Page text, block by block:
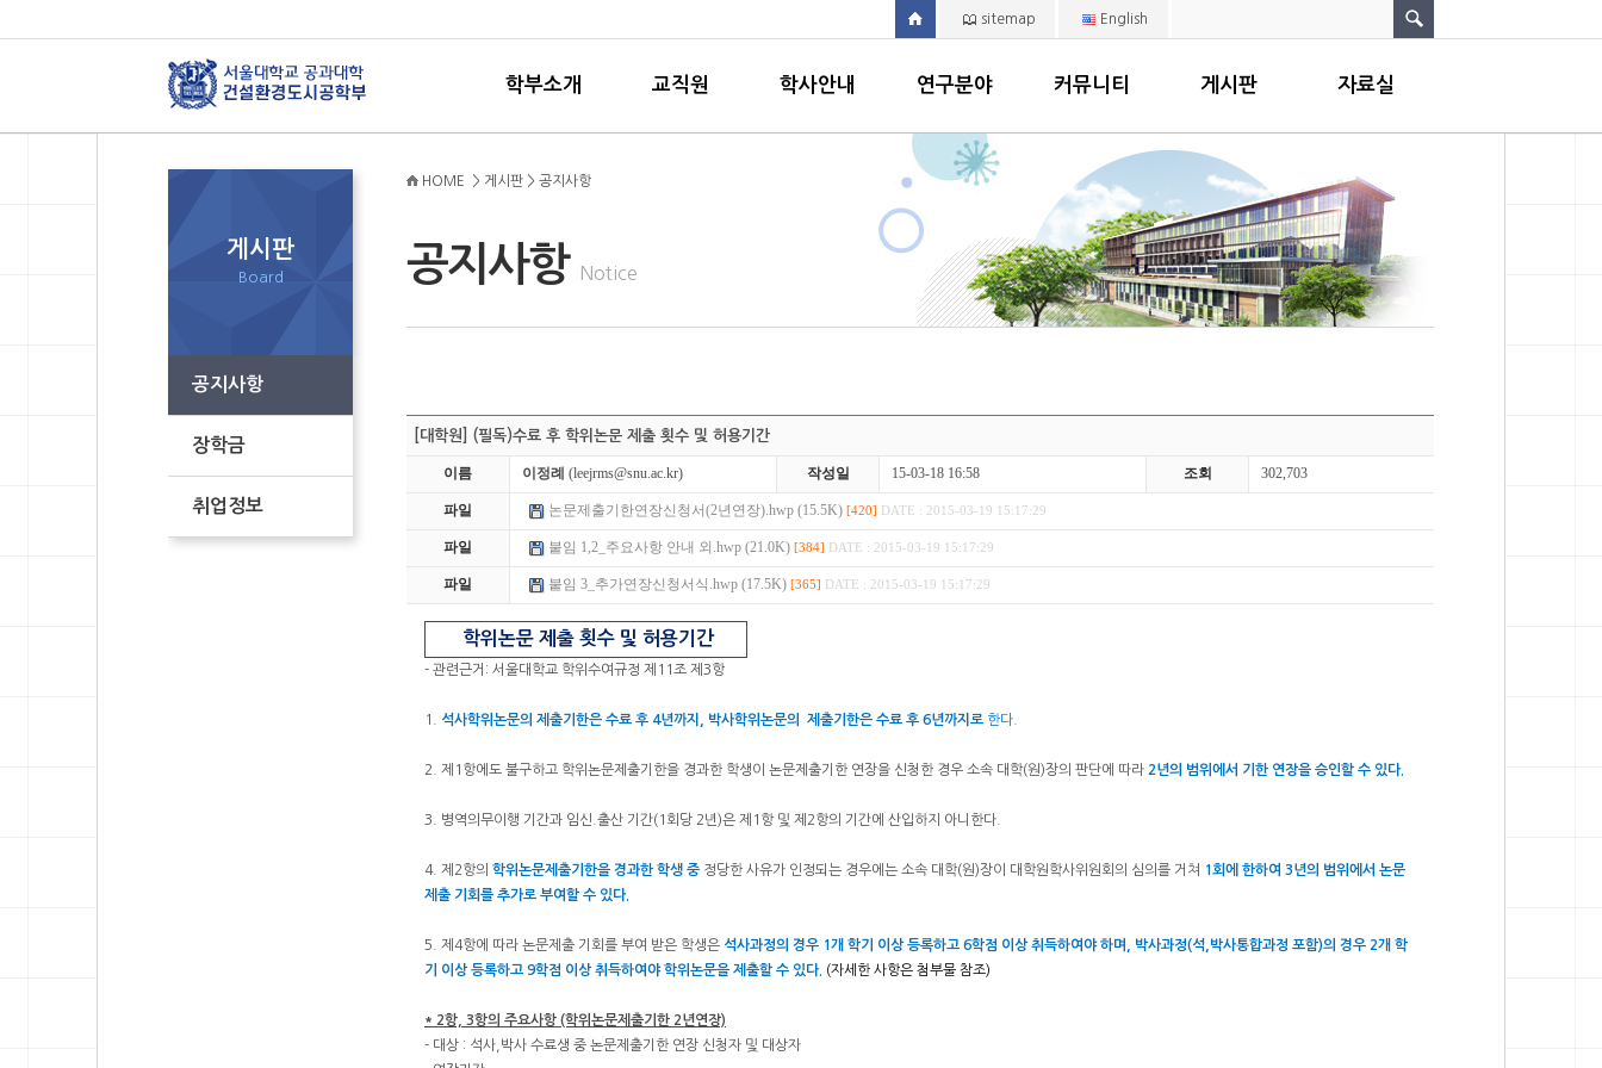
sitemap English
학부소개 교직원 학사안내 연구분야 커뮤니티 게시판 자료실
게시판
Board
공지사항
장학금
취업정보
공지사항 Notice
HOME > 게시판 > 공지사항
[대학원] (필독)수료 후 학위논문 제출 횟수 및 허용기간
이름 이정례 (leejrms@snu.ac.kr) 작성일 15-03-18 16:58 조회 302,703
파일 논문제출기한연장신청서(2년연장).hwp (15.5K) [420] DATE : 2015-03-19 15:17:29
파일 붙임 1,2_주요사항 안내 외.hwp (21.0K) [384] DATE : 2015-03-19 15:17:29
파일 붙임 3_추가연장신청서식.hwp (17.5K) [365] DATE : 2015-03-19 15:17:29
학위논문 제출 횟수 및 허용기간
- 관련근거: 서울대학교 학위수여규정 제11조 제3항
1. 석사학위논문의 제출기한은 수료 후 4년까지, 박사학위논문의 제출기한은 수료 후 6년까지로 한다.
2. 제1항에도 불구하고 학위논문제출기한을 경과한 학생이 논문제출기한 연장을 신청한 경우 소속 대학(원)장의 판단에 따라 2년의 범위에서 기한 연장을 승인할 수 있다.
3. 병역의무이행 기간과 임신.출산 기간(1회당 2년)은 제1항 및 제2항의 기간에 산입하지 아니한다.
4. 제2항의 학위논문제출기한을 경과한 학생 중 정당한 사유가 인정되는 경우에는 소속 대학(원)장이 대학원학사위원회의 심의를 거쳐 1회에 한하여 3년의 범위에서 논문
제출 기회를 추가로 부여할 수 있다.
5. 제4항에 따라 논문제출 기회를 부여 받은 학생은 석사과정의 경우 1개 학기 이상 등록하고 6학점 이상 취득하여야 하며, 박사과정(석,박사통합과정 포함)의 경우 2개 학
기 이상 등록하고 9학점 이상 취득하여야 학위논문을 제출할 수 있다. (자세한 사항은 첨부물 참조)
* 2항, 3항의 주요사항 (학위논문제출기한 2년연장)
- 대상 : 석사,박사 수료생 중 논문제출기한 연장 신청자 및 대상자